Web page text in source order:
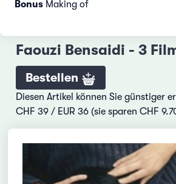
Bonus Making of
Faouzi Bensaidi - 3
Bestellen
Diesen Artikel können Sie günstiger
CHF 39 / EUR 36 (sie sparen CHF